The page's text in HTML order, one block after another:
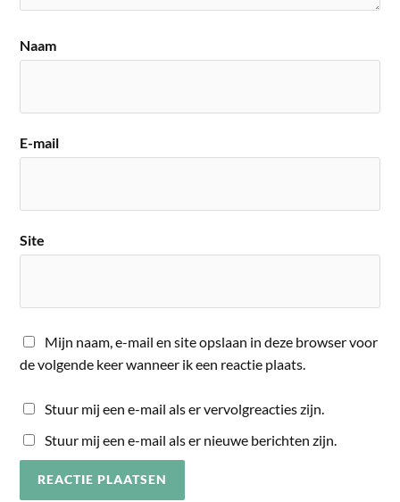
Naam
E-mail
Site
Mijn naam, e-mail en site opslaan in deze browser voor
de volgende keer wanneer ik een reactie plaats.
Stuur mij een e-mail als er vervolgreacties zijn.
Stuur mij een e-mail als er nieuwe berichten zijn.